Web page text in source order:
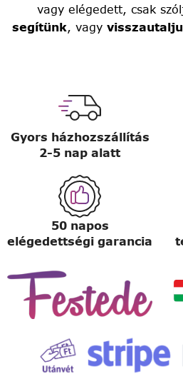
vagy elégedett, csak
segítünk, vagy
Gyors házhozszállítás
2-5 nap alatt
50 napos
elégedettségi garancia